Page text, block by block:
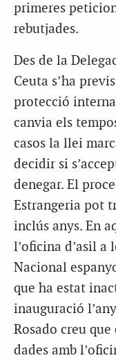
primeres
rebutjades.
Des de la
Ceuta s’ha
protecció
canvia els
casos la llei
decidir si
denegar. El
Estrangeria pot
inclús anys. En
l’oficina d’asil a
Nacional
que ha estat
inauguració
Rosado creu
dades amb